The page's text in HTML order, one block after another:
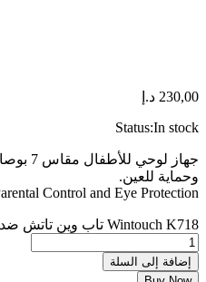
230,00 د.إ
Status:In stock
جهاز
وحماية للعين.
Control and Eye Protection.
Wintouch K718 تاب وين تاتش ضد الكسر K718 الكمية
إضافة إلى السلة